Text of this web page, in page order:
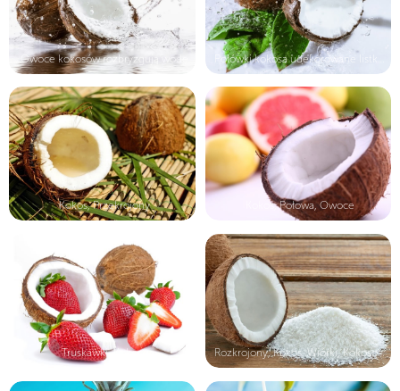
Owoce kokosów rozbryzgują wodę
Kokos, Przekrojony Kokos, Połowa, Owoce
Truskawki, Kokosy Rozkrojony, Kokos, Wiórki, Kokosowe